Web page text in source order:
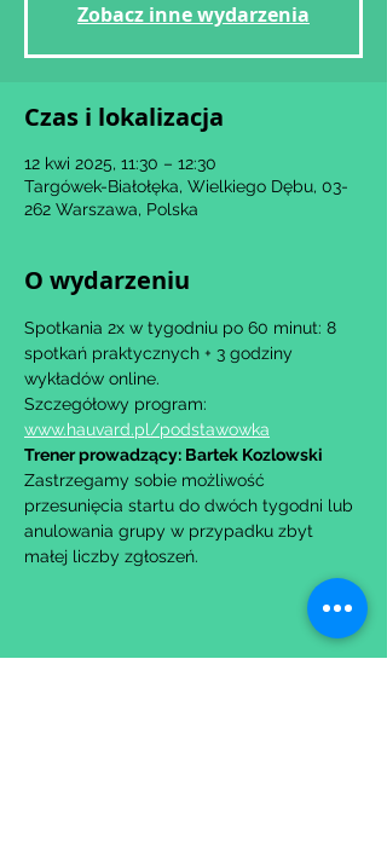
Zobacz inne wydarzenia
Czas i lokalizacja
12 kwi 2025, 11:30 – 12:30
Targówek-Białołęka, Wielkiego Dębu, 03-
262 Warszawa, Polska
O wydarzeniu
Spotkania 2x w tygodniu po 60 minut: 8
spotkań praktycznych + 3 godziny
wykładów online.
Szczegółowy program:
www.hauvard.pl/podstawowka
Trener prowadzący: Bartek Kozlowski
Zastrzegamy sobie możliwość
przesunięcia startu do dwóch tygodni lub
anulowania grupy w przypadku zbyt
małej liczby zgłoszeń.